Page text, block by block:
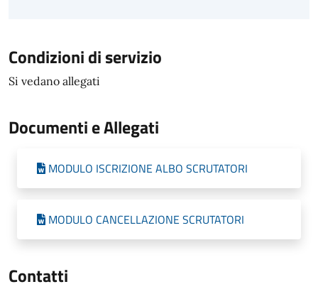
Condizioni di servizio
Si vedano allegati
Documenti e Allegati
MODULO ISCRIZIONE ALBO SCRUTATORI
MODULO CANCELLAZIONE SCRUTATORI
Contatti